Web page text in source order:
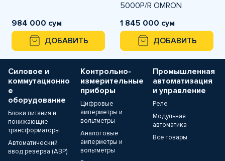
984 000 сум
ДОБАВИТЬ
5000P/R OMRON
1 845 000 сум
ДОБАВИТЬ
Силовое и
коммутационно
е
оборудование
Блоки питания и
понижающие
трансформаторы
Автоматический
ввод резерва (АВР)
Контрольно-
измерительные
приборы
Цифровые
амперметры и
вольтметры
Аналоговые
амперметры и
вольтметры
Промышленная
автоматизация
и управление
Реле
Модульная
автоматика
Все товары